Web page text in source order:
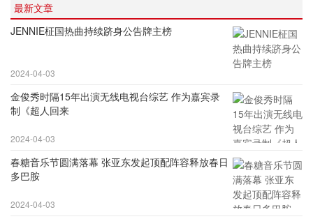
最新文章
JENNIE柾国热曲持续跻身公告牌主榜
2024-04-03
金俊秀时隔15年出演无线电视台综艺 作为嘉宾录
制《超人回来
2024-04-03
春糖音乐节圆满落幕 张亚东发起顶配阵容释放春日
多巴胺
2024-04-03